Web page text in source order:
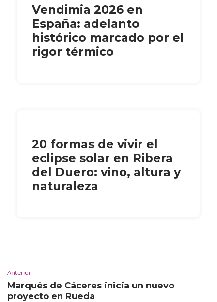
Vendimia 2026 en
España: adelanto
histórico marcado por el
rigor térmico
20 formas de vivir el
eclipse solar en Ribera
del Duero: vino, altura y
naturaleza
Anterior
Marqués de Cáceres inicia un nuevo
proyecto en Rueda